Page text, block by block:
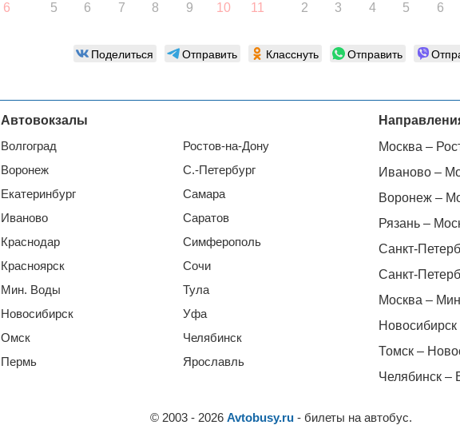
6
5
6 7 8 9 10 11
2
3 4 5 6
Поделиться Отправить Класснуть Отправить
Автовокзалы
Волгоград
Воронеж
Екатеринбург
Иваново
Краснодар
Красноярск
Мин. Воды
Новосибирск
Омск
Пермь
Ростов-на-Дону
С.-Петербург
Самара
Саратов
Симферополь
Сочи
Тула
Уфа
Челябинск
Ярославль
Москва –
Иваново –
Воронеж –
Рязань –
Санкт-
Санкт-
Москва –
Томск –
Челябинск –
© 2003 - 2026 Avtobusy.ru - билеты на автобус.